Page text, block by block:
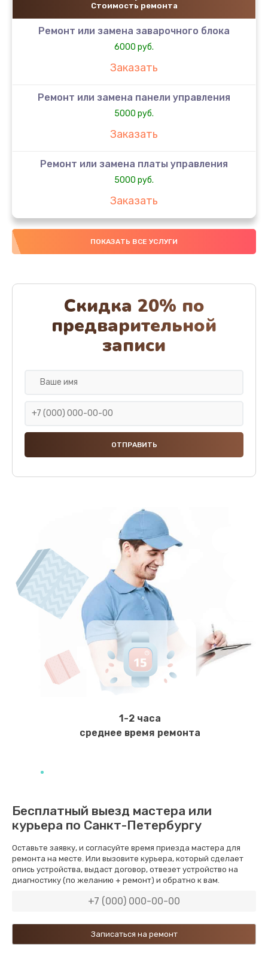
Стоимость ремонта
Ремонт или замена заварочного блока
6000 руб.
Заказать
Ремонт или замена панели управления
5000 руб.
Заказать
Ремонт или замена платы управления
5000 руб.
Заказать
Ремонт или замена термоблока
5000 руб.
Ремонт привода варочного блока
4000 руб.
Заказать
Замена термодатчиков
2500 руб.
2000 руб.
Заказать
Замена микропереключателей
2000 руб.
Заказать
Замена микросхемы зарядки
1100 руб.
Заказать
550 руб.
Заказать
Замена кнопки питания
550 руб.
Заказать
Замена NFC модуля
Заказать
ПОКАЗАТЬ ВСЕ УСЛУГИ
Скидка 20% по
предварительной
записи
1-2 часа
среднее время ремонта
Бесплатный выезд мастера или
курьера по Санкт-Петербургу
Оставьте заявку, и согласуйте время приезда мастера для
ремонта на месте. Или вызовите курьера, который сделает
опись устройства, выдаст договор, отвезет устройство на
диагностику (по желанию + ремонт) и обратно к вам.